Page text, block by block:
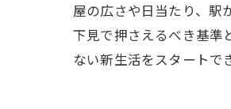
屋の広さや日当たり、駅
下見で押さえるべき基準
ない新生活をスタートで